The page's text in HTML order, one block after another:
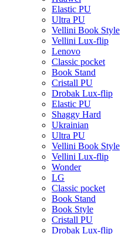
Elastic PU
Ultra PU
Vellini Book Style
Vellini Lux-flip
Lenovo
Classic pocket
Book Stand
Cristall PU
Drobak Lux-flip
Elastic PU
Shaggy Hard
Ukrainian
Ultra PU
Vellini Book Style
Vellini Lux-flip
Wonder
LG
Classic pocket
Book Stand
Book Style
Cristall PU
Drobak Lux-flip